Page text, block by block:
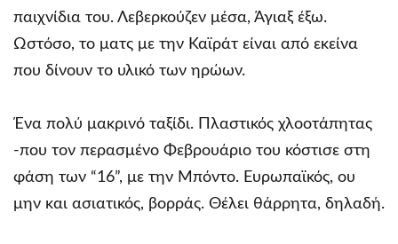
παιχνίδια του. Λεβερκούζεν μέσα, Άγιαξ έξω.
Ωστόσο, το ματς με την Καϊράτ είναι από εκείνα
που δίνουν το υλικό των ηρώων.
Ένα πολύ μακρινό ταξίδι. Πλαστικός χλοοτάπητας
-που τον περασμένο Φεβρουάριο του κόστισε στη
φάση των “16”, με την Μπόντο. Ευρωπαϊκός, ου
μην και ασιατικός, βορράς. Θέλει θάρρητα, δηλαδή.